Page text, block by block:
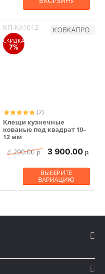
КП-Кл1012
СКИДКА
7%
(2)
КОВКАПРО
Клещи кузнечные
кованые под квадрат 10–
12 мм
4 200.00 р. 3 900.00 р.
ВЫБЕРИТЕ
ВАРИАЦИЮ